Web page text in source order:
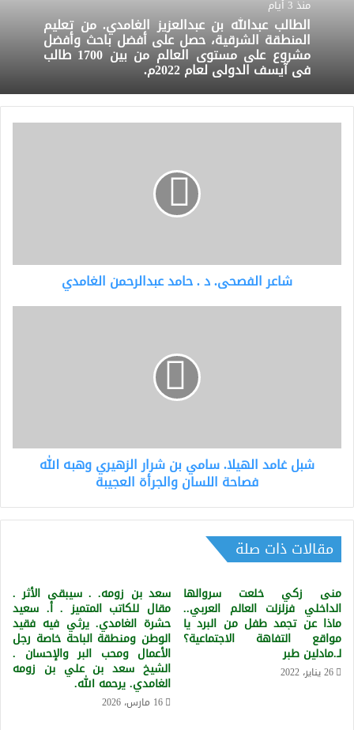
منذ 3 أيام
الطالب عبدالله بن عبدالعزيز الغامدي. من تعليم
المنطقة الشرقية، حصل على أفضل باحث وأفضل
مشروع على مستوى العالم من بين 1700 طالب
في آيسف الدولي لعام 2022م.
شاعر الفصحى. د . حامد عبدالرحمن الغامدي
الله
فصاحة
العجيبة
شبل غامد الهيلا. سامي بن شرار الزهيري وهبه الله
فصاحة اللسان والجرأة العجيبة
مقالات ذات صلة
منى زكي خلعت سروالها
الداخلي فزلزلت العالم العربي..
ماذا عن تجمد طفل من البرد يا
مواقع التفاهة الاجتماعية؟
لـ.مادلين طبر
26 يناير، 2022
سعد بن زومه. . سيبقى الأثر .
مقال للكاتب المتميز . أ. سعيد
حشرة الغامدي. يرثي فيه فقيد
الوطن ومنطقة الباحة خاصة رجل
الأعمال ومحب البر والإحسان .
الشيخ سعد بن علي بن زومه
الغامدي. يرحمه الله.
16 مارس، 2026